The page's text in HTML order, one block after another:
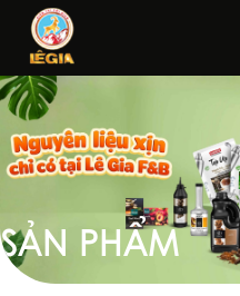
SẢN PHẨM